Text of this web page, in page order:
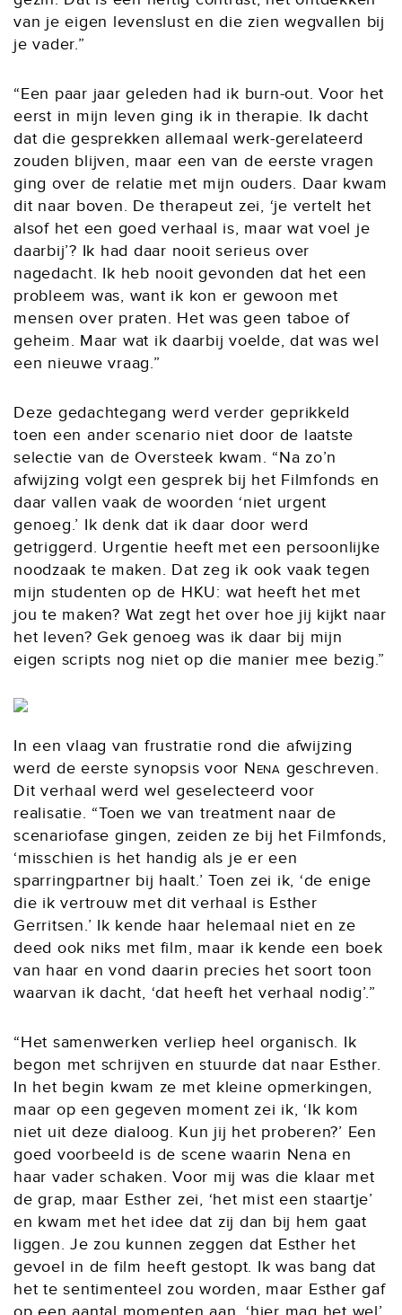
van je eigen levenslust en die zien wegvallen bij
je vader.”
“Een paar jaar geleden had ik burn-out. Voor het
eerst in mijn leven ging ik in therapie. Ik dacht
dat die gesprekken allemaal werk-gerelateerd
zouden blijven, maar een van de eerste vragen
ging over de relatie met mijn ouders. Daar kwam
dit naar boven. De therapeut zei, ‘je vertelt het
alsof het een goed verhaal is, maar wat voel je
daarbij’? Ik had daar nooit serieus over
nagedacht. Ik heb nooit gevonden dat het een
probleem was, want ik kon er gewoon met
mensen over praten. Het was geen taboe of
geheim. Maar wat ik daarbij voelde, dat was wel
een nieuwe vraag.”
Deze gedachtegang werd verder geprikkeld
toen een ander scenario niet door de laatste
selectie van de Oversteek kwam. “Na zo’n
afwijzing volgt een gesprek bij het Filmfonds en
daar vallen vaak de woorden ‘niet urgent
genoeg.’ Ik denk dat ik daar door werd
getriggerd. Urgentie heeft met een persoonlijke
noodzaak te maken. Dat zeg ik ook vaak tegen
mijn studenten op de HKU: wat heeft het met
jou te maken? Wat zegt het over hoe jij kijkt naar
het leven? Gek genoeg was ik daar bij mijn
eigen scripts nog niet op die manier mee bezig.”
In een vlaag van frustratie rond die afwijzing
werd de eerste synopsis voor Nena geschreven.
Dit verhaal werd wel geselecteerd voor
realisatie. “Toen we van treatment naar de
scenariofase gingen, zeiden ze bij het Filmfonds,
‘misschien is het handig als je er een
sparringpartner bij haalt.’ Toen zei ik, ‘de enige
die ik vertrouw met dit verhaal is Esther
Gerritsen.’ Ik kende haar helemaal niet en ze
deed ook niks met film, maar ik kende een boek
van haar en vond daarin precies het soort toon
waarvan ik dacht, ‘dat heeft het verhaal nodig’.”
“Het samenwerken verliep heel organisch. Ik
begon met schrijven en stuurde dat naar Esther.
In het begin kwam ze met kleine opmerkingen,
maar op een gegeven moment zei ik, ‘Ik kom
niet uit deze dialoog. Kun jij het proberen?’ Een
goed voorbeeld is de scene waarin Nena en
haar vader schaken. Voor mij was die klaar met
de grap, maar Esther zei, ‘het mist een staartje’
en kwam met het idee dat zij dan bij hem gaat
liggen. Je zou kunnen zeggen dat Esther het
gevoel in de film heeft gestopt. Ik was bang dat
het te sentimenteel zou worden, maar Esther gaf